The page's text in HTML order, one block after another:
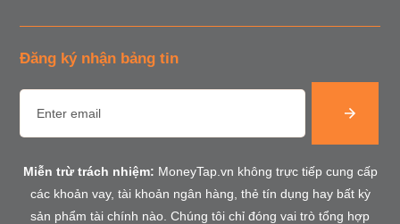
Đăng ký nhận bảng tin
Miễn trừ trách nhiệm: MoneyTap.vn không trực tiếp cung cấp
các khoản vay, tài khoản ngân hàng, thẻ tín dụng hay bất kỳ
sản phẩm tài chính nào. Chúng tôi chỉ đóng vai trò tổng hợp